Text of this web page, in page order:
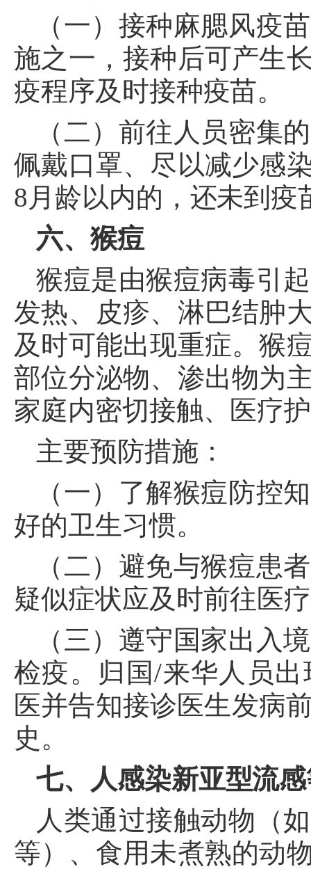
（一）接种麻腮风疫
施之一，接种后可产生
疫程序及时接种疫苗。
（二）前往人员密集
佩戴口罩、尽以减少感
8 月龄以内的，还未到
六、猴痘
猴痘是由猴痘病毒引
发热、皮疹、淋巴结肿
及时可能出现重症。猴
部位分泌物、渗出物为
家庭内密切接触、医疗
主要预防措施：
（一）了解猴痘防控
好的卫生习惯。
（二）避免与猴痘患
疑似症状应及时前往医
（三）遵守国家出入
检疫。归国/来华人员
医并告知接诊医生发病
史。
七、人感染新亚型流
人类通过接触动物（
等）、食用未煮熟的动